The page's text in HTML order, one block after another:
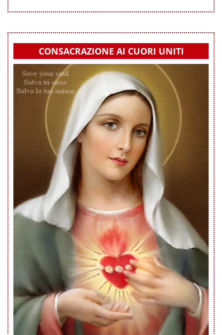
CONSACRAZIONE AI CUORI UNITI